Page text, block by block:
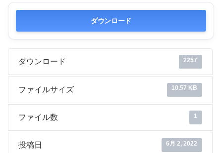
ダウンロード
ダウンロード 2257
ファイルサイズ 10.57 KB
ファイル数 1
投稿日 6月 2, 2022